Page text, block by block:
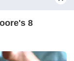
aktual dan